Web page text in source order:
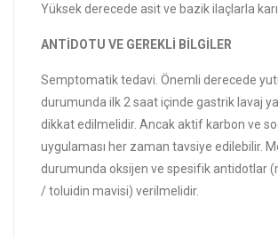
Yüksek derecede asit ve bazik ilaçlarla
ANTİDOTU VE GEREKLİ BİLGİLER
Semptomatik tedavi. Önemli derecede
durumunda ilk 2 saat içinde gastrik lavaj
dikkat edilmelidir. Ancak aktif karbon ve
uygulaması her zaman tavsiye edilebilir.
durumunda oksijen ve spesifik antidotlar
/ toluidin mavisi) verilmelidir.